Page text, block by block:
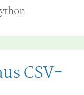
CSV-